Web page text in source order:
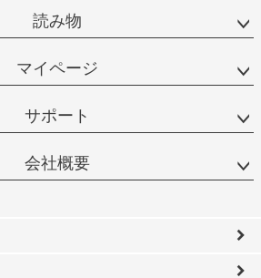
読み物
マイページ
サポート
会社概要